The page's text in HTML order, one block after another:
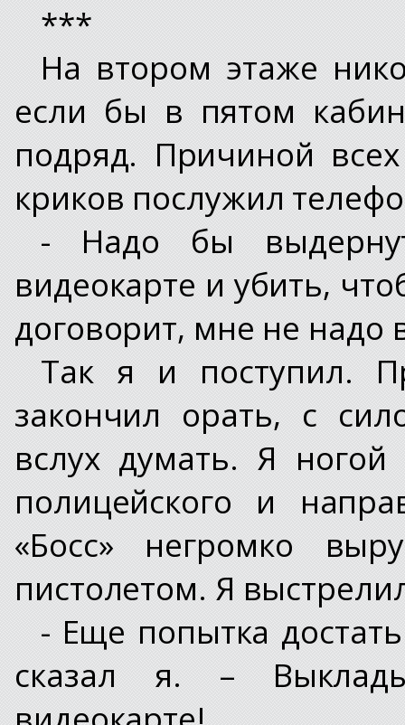
***
На втором этаже
если бы в пятом
подряд. Причиной
криков послужил
- Надо бы
видеокарте и убить,
договорит, мне не
Так я и поступил.
закончил орать, с
вслух думать. Я
полицейского и
«Босс» негромко
пистолетом. Я
- Еще попытка
сказал я. –